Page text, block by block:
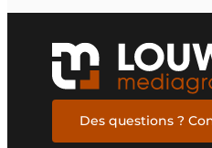
Des questions ?